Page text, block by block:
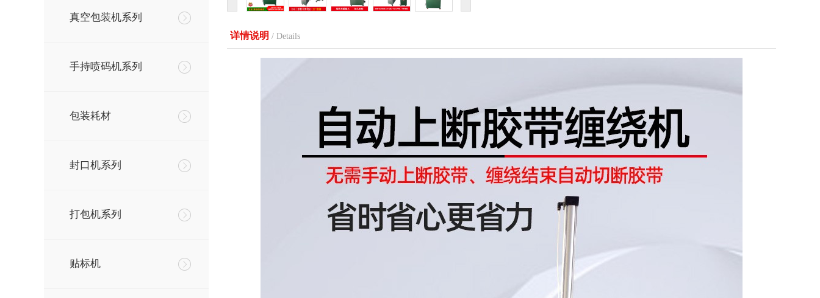
真空包装机系列
手持喷码机系列
包装耗材
封口机系列
打包机系列
贴标机
详情说明 / Details